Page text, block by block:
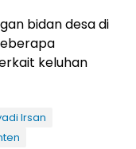
bidan desa di
keluhan
Irsan